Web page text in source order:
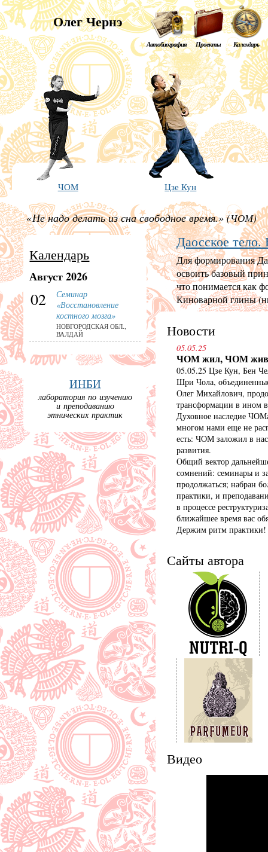
Олег Чернэ
Автобиография Проекты Календарь
ЧОМ Цзе Кун
«Не надо делать из сна свободное время.»(ЧОМ)
Календарь
Август 2026
02
Семинар
«Восстановление
костного мозга»
НОВГОРОДСКАЯ ОБЛ.,
ВАЛДАЙ
ИНБИ
лаборатория по изучению
и преподаванию
этнических практик
Даосское
Для формирования
освоить базовый
что понимается как
Киноварной глины
Новости
05.05.25
ЧОМ жил, ЧОМ
05.05.25 Цзе Кун, Бен
Шри Чола,
Олег Михайлович,
трансформации в ином
Духовное наследие
многом нами еще не
есть: ЧОМ заложил в
развития.
Общий вектор
сомнений: семинары и
продолжаться; набран
практики, и
в процессе
ближайшее время вас
Держим ритм практики!
Сайты автора
Видео